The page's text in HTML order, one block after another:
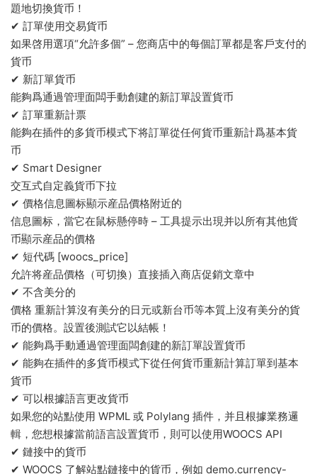
題地切換貨币！
✔ 訂單使用交易貨币
如果啓用選項“允許多個” – 您商店中的每個訂單都是客戶支付的
貨币
✔ 新訂單貨币
能夠爲通過管理面闆手動創建的新訂單設置貨币
✔ 訂單重新計票
能夠在插件的多貨币模式下将訂單從任何貨币重新計爲基本貨
币
✔ Smart Designer
交互式自定義貨币下拉
✔ 價格信息圖标顯示産品價格附近的
信息圖标，當它在鼠标懸停時 – 工具提示出現并以所有其他貨
币顯示産品的價格
✔ 短代碼 [woocs_price]
允許将産品價格（可切換）直接插入商店促銷文章中
✔ 不含美分的
價格 重新計算沒有美分的日元或新台币等本質上沒有美分的貨
币的價格。設置後測試它以結帳！
✔ 能夠爲手動通過管理面闆創建的新訂單設置貨币
✔ 能夠在插件的多貨币模式下從任何貨币重新計算訂單到基本
貨币
✔ 可以根據語言更改貨币
如果您的站點使用 WPML 或 Polylang 插件，并且根據業務邏
輯，您想根據當前語言設置貨币，則可以使用WOOCS API
✔ 鏈接中的貨币
✔ WOOCS 了解站點鏈接中的貨币，例如 demo.currency-